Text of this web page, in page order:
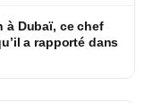
à Dubaï, ce chef
a rapporté dans